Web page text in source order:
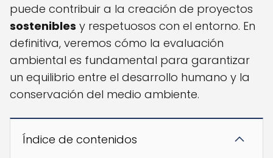
puede contribuir a la creación de proyectos
sostenibles y respetuosos con el entorno. En
definitiva, veremos cómo la evaluación
ambiental es fundamental para garantizar
un equilibrio entre el desarrollo humano y la
conservación del medio ambiente.
Índice de contenidos